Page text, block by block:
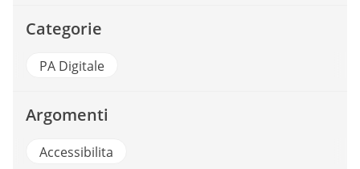
Categorie
PA Digitale
Argomenti
Accessibilita